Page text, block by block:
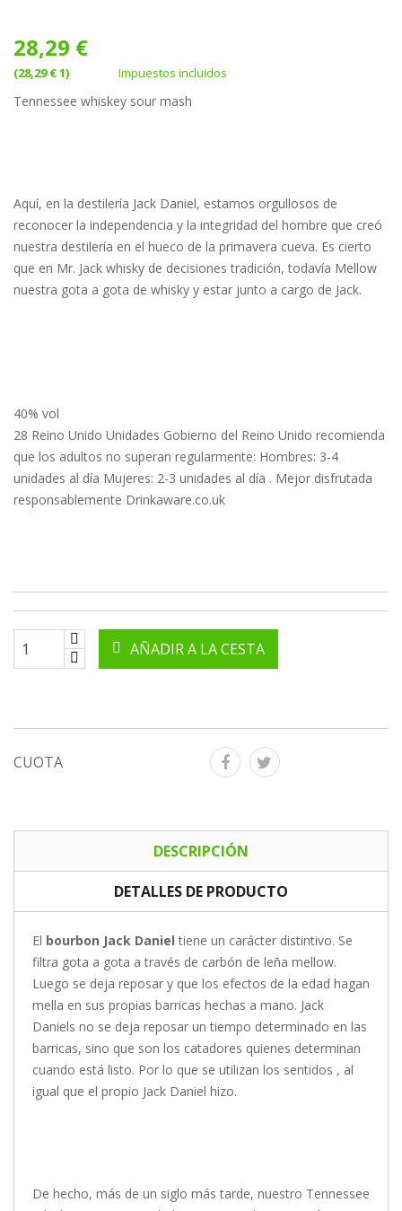
28,29 €
(28,29 € 1) Impuestos incluidos
Tennessee whiskey sour mash
Aquí, en la destilería Jack Daniel, estamos orgullosos de
reconocer la independencia y la integridad del hombre que creó
nuestra destilería en el hueco de la primavera cueva. Es cierto
que en Mr. Jack whisky de decisiones tradición, todavía Mellow
nuestra gota a gota de whisky y estar junto a cargo de Jack.
40% vol
28 Reino Unido Unidades Gobierno del Reino Unido recomienda
que los adultos no superan regularmente: Hombres: 3-4
unidades al día Mujeres: 2-3 unidades al día . Mejor disfrutada
responsablemente Drinkaware.co.uk
AÑADIR A LA CESTA
CUOTA
DESCRIPCIÓN
DETALLES DE PRODUCTO
El bourbon Jack Daniel tiene un carácter distintivo. Se
filtra gota a gota a través de carbón de leña mellow.
Luego se deja reposar y que los efectos de la edad hagan
mella en sus propias barricas hechas a mano. Jack
Daniels no se deja reposar un tiempo determinado en las
barricas, sino que son los catadores quienes determinan
cuando está listo. Por lo que se utilizan los sentidos , al
igual que el propio Jack Daniel hizo.
De hecho, más de un siglo más tarde, nuestro Tennessee